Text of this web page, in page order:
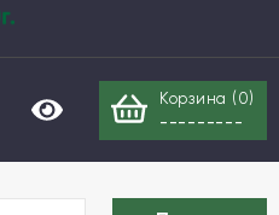
Корзина ( 0)
---------